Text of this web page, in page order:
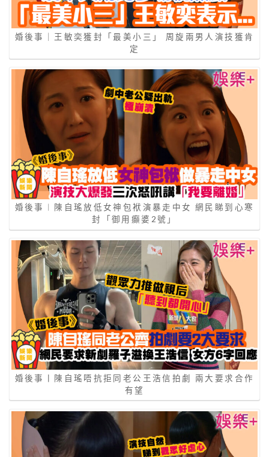
婚後事｜王敏奕獲封「最美小三」 周旋兩男人演技獲肯
定
婚後事︱陳自瑤放低女神包袱演暴走中女 網民睇到心寒
封「御用癲婆2號」
婚後事丨陳自瑤唔抗拒同老公王浩信拍劇 兩大要求合作
有望